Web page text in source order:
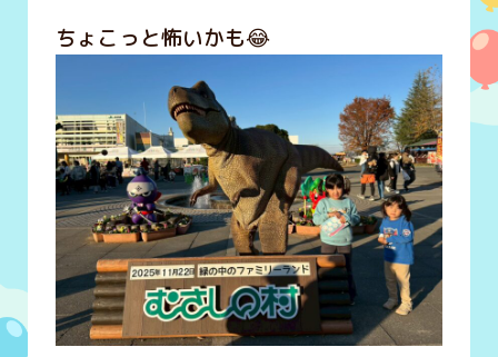
ちょこっと怖いかも😂